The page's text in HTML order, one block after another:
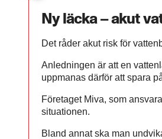
Ny läcka – akut
Det råder akut risk för
Anledningen är att en
uppmanas därför att spara
Företaget Miva, som
situationen.
Bland annat ska man